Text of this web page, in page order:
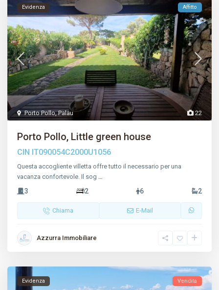
22
Porto Pollo,Palau
Evidenza Affitto
Porto Pollo, Little green house
CIN IT090054C2000U1056
Questa accogliente villetta offre tutto il necessario per una
vacanza confortevole. Il sog …
3 2 6 2
Chiama E-Mail
Azzurra Immobiliare
Evidenza Vendita